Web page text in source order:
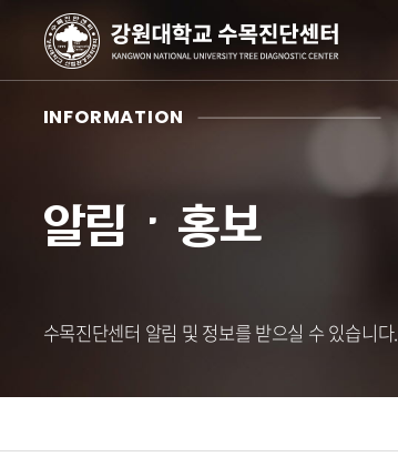
INFORMATION
알림ㆍ홍보
수목진단센터 알림 및 정보를 받으실 수 있습니다.